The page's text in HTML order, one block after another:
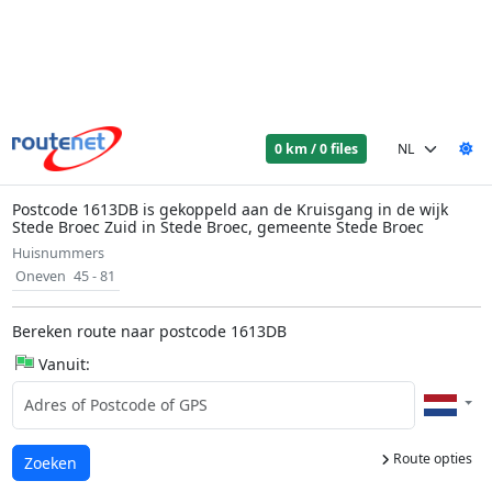
0 km / 0 files
Postcode 1613DB is gekoppeld aan de Kruisgang in de wijk
Stede Broec Zuid in Stede Broec, gemeente Stede Broec
Huisnummers
Oneven 45 - 81
Bereken route naar postcode 1613DB
Vanuit:
Route opties
Laden...
Zoeken